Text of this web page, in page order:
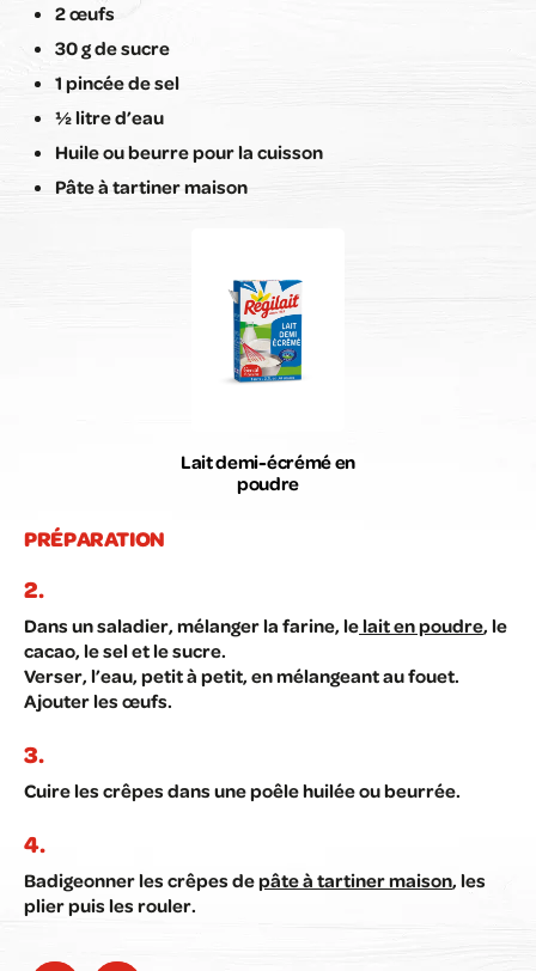
2 œufs
30 g de sucre
1 pincée de sel
½ litre d’eau
Huile ou beurre pour la cuisson
Pâte à tartiner maison
Lait demi-écrémé en
poudre
PRÉPARATION
Dans un saladier, mélanger la farine, lelait en poudre, le
cacao, le sel et le sucre.
Verser, l’eau, petit à petit, en mélangeant au fouet.
Ajouter les œufs.
Cuire les crêpes dans une poêle huilée ou beurrée.
Badigeonner les crêpes depâte à tartiner maison, les
plier puis les rouler.